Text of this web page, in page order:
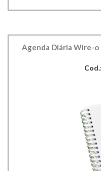
Agenda Diária Wire-o